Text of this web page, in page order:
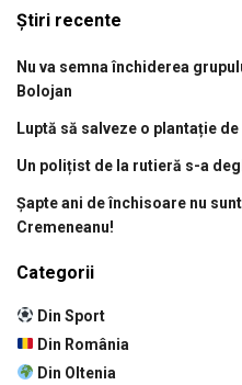
Știri recente
Nu va semna închiderea
Bolojan
Luptă să salveze o plantație
Un polițist de la rutieră s-a
Șapte ani de închisoare nu
Cremeneanu!
Categorii
Din Sport
Din România
Din Oltenia